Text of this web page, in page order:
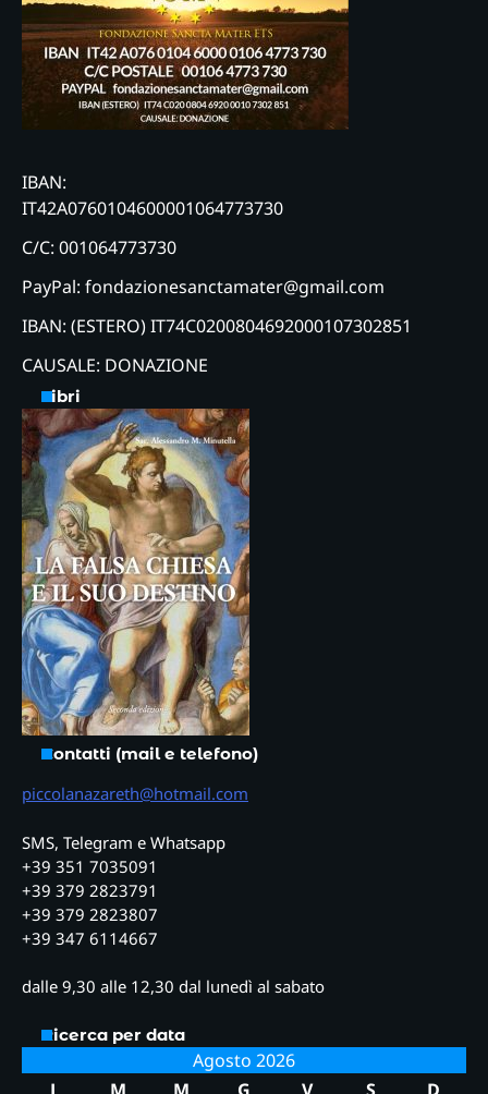
IBAN:
IT42A0760104600001064773730
C/C: 001064773730
PayPal: fondazionesanctamater@gmail.com
IBAN: (ESTERO) IT74C0200804692000107302851
CAUSALE: DONAZIONE
Libri
Contatti (mail e telefono)
piccolanazareth@hotmail.com
SMS, Telegram e Whatsapp
+39 351 7035091
+39 379 2823791
+39 379 2823807
+39 347 6114667
dalle 9,30 alle 12,30 dal lunedì al sabato
Ricerca per data
Agosto 2026
L
M M G V S D